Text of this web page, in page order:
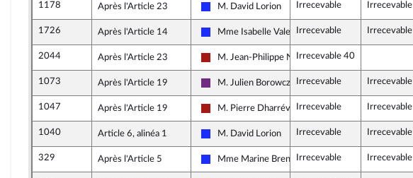
1178 Après l'Article 23
Les Républicains
M. David Lorion Irrecevable Irrecevable
1726 Après l'Article 14
Les Républicains
Mme Isabelle ValentinIrrecevable Irrecevable
2044 Après l'Article 23
Gauche démocrate et républicaine
M. Jean-Philippe NilorIrrecevable 40
1073 Après l'Article 19
La République en Marche
M. Julien BorowczykIrrecevable Irrecevable
1047 Après l'Article 19
Gauche démocrate et républicaine
M. Pierre DharrévilleIrrecevable Irrecevable
1040 Article 6, alinéa 1
Les Républicains
M. David Lorion Irrecevable Irrecevable
329 Après l'Article 5
Les Républicains
Mme Marine BrenierIrrecevable Irrecevable